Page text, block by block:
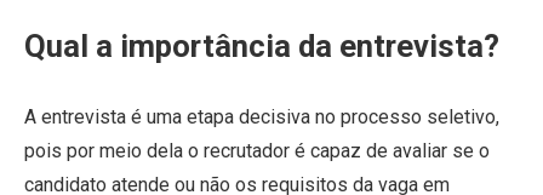
Qual a importância da entrevista?
A entrevista é uma etapa decisiva no processo seletivo,
pois por meio dela o recrutador é capaz de avaliar se o
candidato atende ou não os requisitos da vaga em